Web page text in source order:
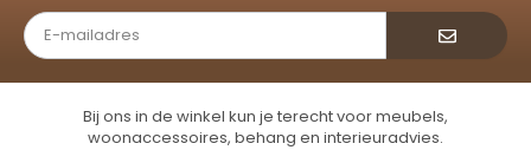
Bij ons in de winkel kun je terecht voor meubels,
woonaccessoires, behang en interieuradvies.